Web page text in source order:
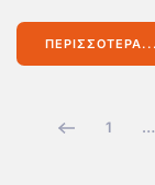
ΠΕΡΙΣΣΌΤΕΡΑ...
1 …